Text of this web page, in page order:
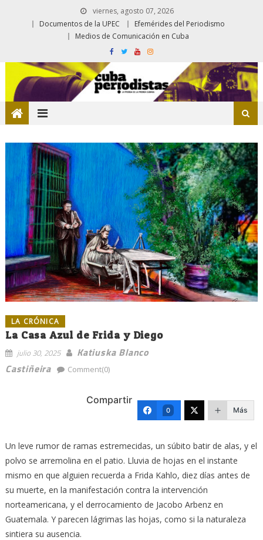
viernes, agosto 07, 2026
Documentos de la UPEC
Efemérides del Periodismo
Medios de Comunicación en Cuba
LA CRÓNICA
La Casa Azul de Frida y Diego
julio 30, 2025
Katiuska Blanco
Castiñeira
Comment(0)
Compartir
0 Más
Un leve rumor de ramas estremecidas, un súbito batir de alas, y el
polvo se arremolina en el patio. Lluvia de hojas en el instante
mismo en que alguien recuerda a Frida Kahlo, diez días antes de
su muerte, en la manifestación contra la intervención
norteamericana, y el derrocamiento de Jacobo Arbenz en
Guatemala. Y parecen lágrimas las hojas, como si la naturaleza
sintiera su ausencia.